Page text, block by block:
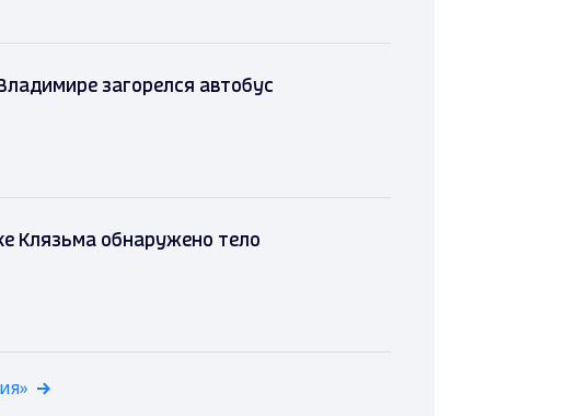
загорелся автобус
Клязьма обнаружено тело